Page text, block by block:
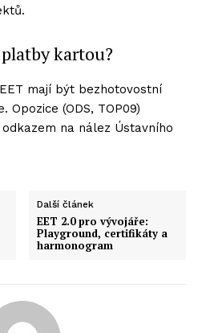
kartou?
mají být bezhotovostní
Opozice (ODS, TOP09)
na nález Ústavního
Další článek
EET 2.0 pro vývojáře:
Playground, certifikáty a
harmonogram